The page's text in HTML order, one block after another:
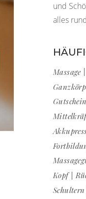
und
alles
Massage
Gutschein
Kopf
Schultern